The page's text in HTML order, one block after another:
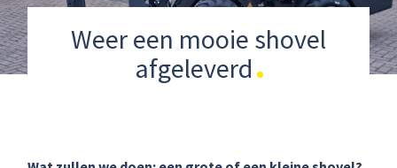
Weer een mooie shovel
afgeleverd